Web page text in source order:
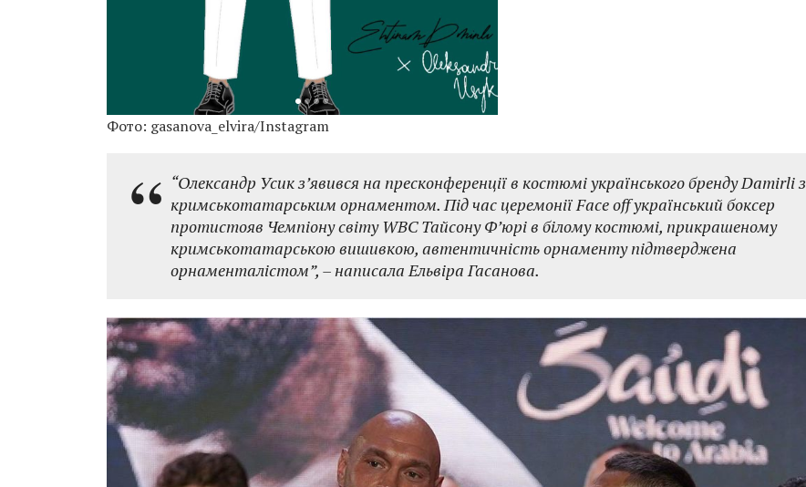
Фото: gasanova_elvira/Instagram
“Олександр Усик з’явився на пресконференції в костюмі українського бренду Damirli з
кримськотатарським орнаментом. Під час церемонії Face off український боксер
протистояв Чемпіону світу WBC Тайсону Ф’юрі в білому костюмі, прикрашеному
кримськотатарською вишивкою, автентичність орнаменту підтверджена
орнаменталістом”, – написала Ельвіра Гасанова.